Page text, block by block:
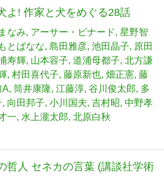
よ! 作家と犬をめぐる28話
なみ アーサー・ビナード 星野智
とばなな 島田雅彦 池田晶子
原田
寿輝 山本容子 道浦母都子 北方謙
村田喜代子 藤原新也 畑正憲 藤
A 筒井康隆 江藤淳 谷川俊太郎 多
向田邦子 小川国夫 吉村昭 中野孝
一 水上瀧太郎 北原白秋
哲人 セネカの言葉 (講談社学術